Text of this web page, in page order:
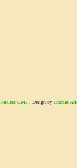
Nucleus CMS . Design by Thomas